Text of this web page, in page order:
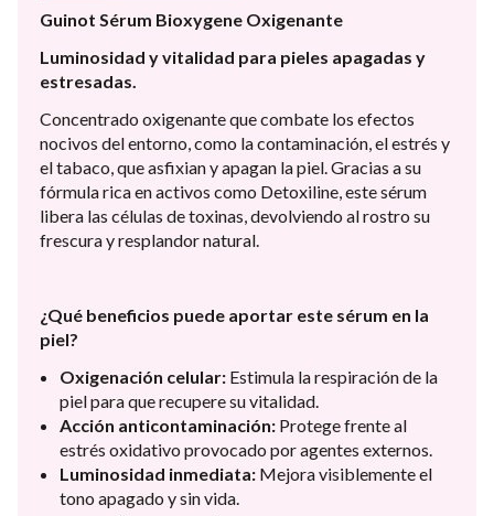
Guinot Sérum Bioxygene Oxigenante
Luminosidad y vitalidad para pieles apagadas y
estresadas.
Concentrado oxigenante que combate los efectos
nocivos del entorno, como la contaminación, el estrés y
el tabaco, que asfixian y apagan la piel. Gracias a su
fórmula rica en activos como Detoxiline, este sérum
libera las células de toxinas, devolviendo al rostro su
frescura y resplandor natural.
¿Qué beneficios puede aportar este sérum en la
piel?
Oxigenación celular: Estimula la respiración de la
piel para que recupere su vitalidad.
Acción anticontaminación: Protege frente al
estrés oxidativo provocado por agentes externos.
Luminosidad inmediata: Mejora visiblemente el
tono apagado y sin vida.